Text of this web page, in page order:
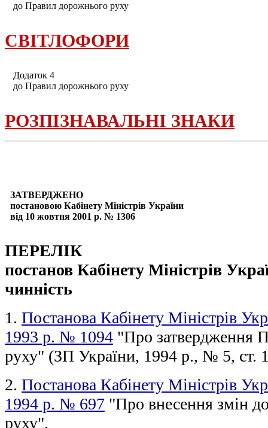
до Правил дорожнього руху
СВІТЛОФОРИ
Додаток 4
до Правил дорожнього руху
РОЗПІЗНАВАЛЬНІ ЗНАКИ
ЗАТВЕРДЖЕНО
постановою Кабінету Міністрів України
від 10 жовтня 2001 р. № 1306
ПЕРЕЛІК
постанов Кабінету Міністрів
чинність
1. Постанова Кабінету Міністрів
1993 р. № 1094 "Про затвердження
руху" (ЗП України, 1994 р., № 5, ст.
2. Постанова Кабінету Міністрів
1994 р. № 697 "Про внесення змін
руху".